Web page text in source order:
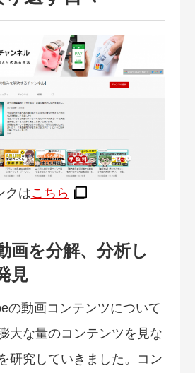
クはこちら
画を分解、分析し
見
の動画コンテンツについて
大な量のコンテンツを見な
研究していきました。コン